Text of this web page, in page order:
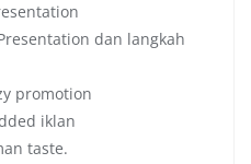
dan langkah
promotion
iklan
taste.